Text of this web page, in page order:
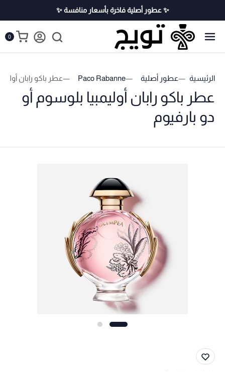
✨ عطور أصلية فاخرة بأسعار منافسة ✨
0
الرئيسية عطور أصلية Paco Rabanne عطر باكو رابان
عطر باكو رابان أوليمبيا بلوسوم أو
دو بارفيوم